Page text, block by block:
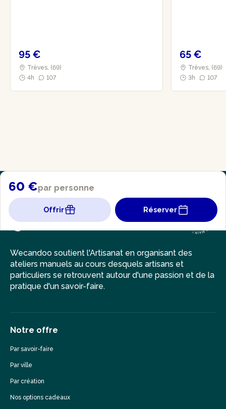
95 €
Trèves, (69)
4h
107
65 €
Trèves, (69)
3h
107
60 €par personne
Offrir Réserver
Wecandoo soutient l'Artisanat en organisant des
ateliers manuels au cours desquels artisans et
particuliers se retrouvent autour d'une passion et de la
pratique d'un savoir-faire.
Notre offre
Par savoir-faire
Par ville
Par création
Nos options cadeaux